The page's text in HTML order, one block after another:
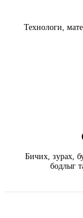
Технологи,
Бичих, зурах,
бодлыг